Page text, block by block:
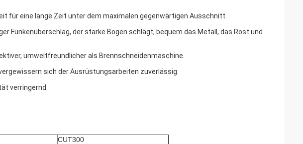
für eine lange Zeit unter dem maximalen gegenwärtigen Ausschnitt.
Funkenüberschlag, der starke Bogen schlägt, bequem das Metall, das Rost und
umweltfreundlicher als Brennschneidenmaschine.
sich der Ausrüstungsarbeiten zuverlässig.
verringernd.
CUT300